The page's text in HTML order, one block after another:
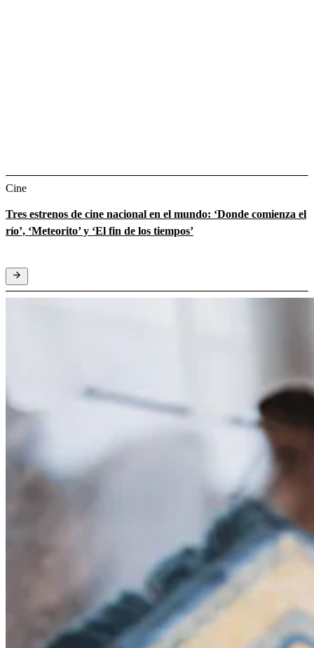
Cine
Tres estrenos de cine nacional en el mundo: ‘Donde comienza el
río’, ‘Meteorito’ y ‘El fin de los tiempos’